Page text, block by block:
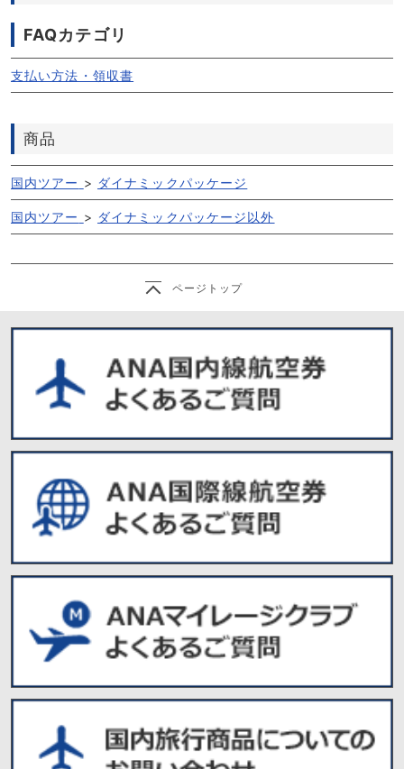
FAQカテゴリ
支払い方法・領収書
商品
国内ツアー > ダイナミックパッケージ
国内ツアー > ダイナミックパッケージ以外
ページトップ